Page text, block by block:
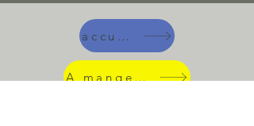
accueil
A manger !